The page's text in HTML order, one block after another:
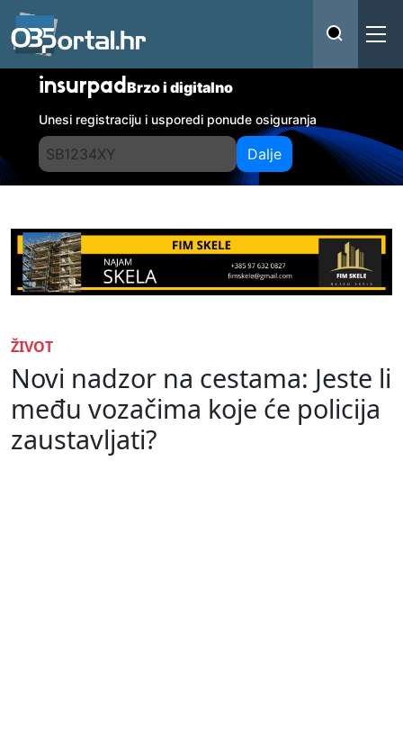
insurpadBrzo i digitalno
Unesi registraciju i usporedi ponude osiguranja
Dalje
ŽIVOT
Novi nadzor na cestama: Jeste li
među vozačima koje će policija
zaustavljati?